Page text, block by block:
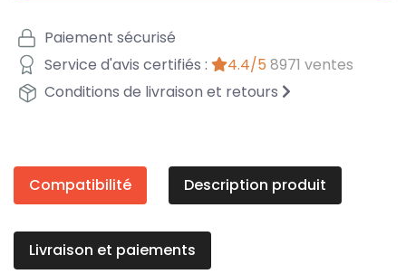
Paiement sécurisé
Service d'avis certifiés :
4.4/5 8971 ventes
Conditions de livraison et retours
Compatibilité Description produit
Livraison et paiements